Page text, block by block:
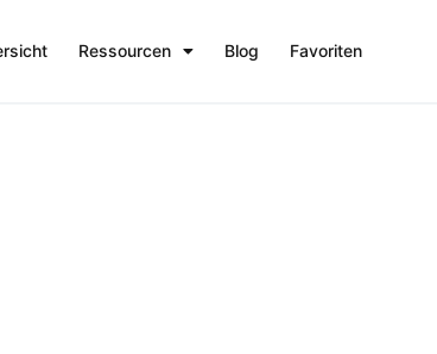
Ressourcen Blog Favoriten